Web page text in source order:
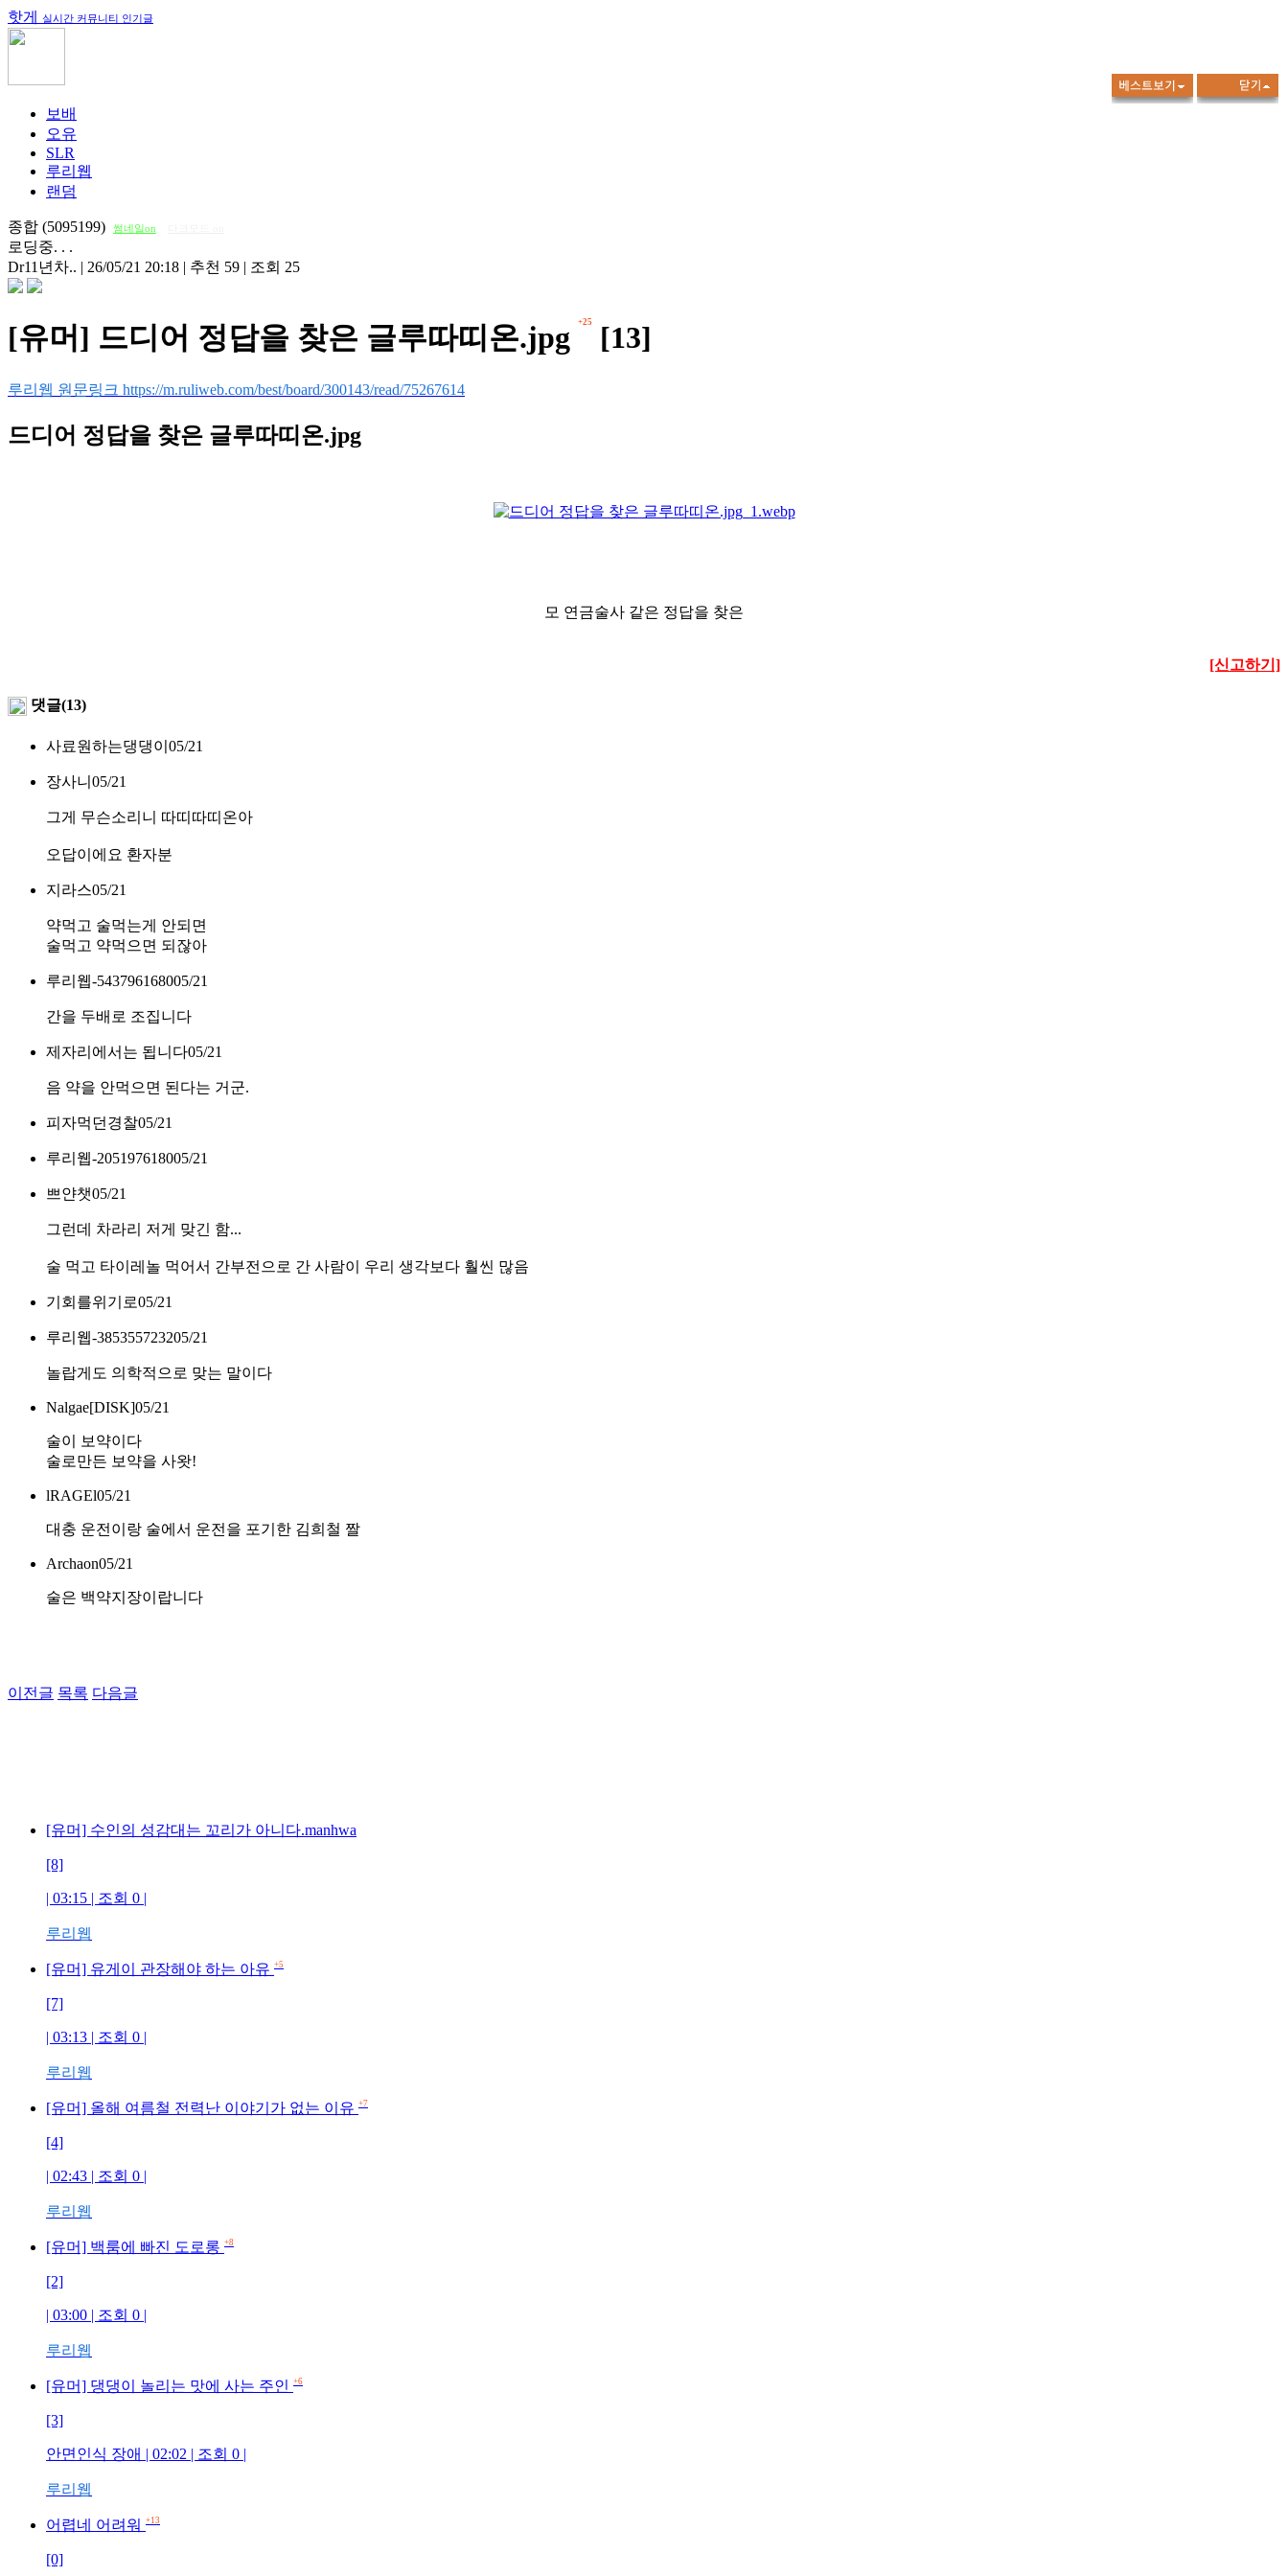
핫게 실시간 커뮤니티 인기글
보배
오유
SLR
루리웹
랜덤
종합 (5095199) 썸네일on
로딩중. . .
Dr11년차.. | 26/05/21 20:18 | 추천 59 | 조회 25
[유머] 드디어 정답을 찾은 글루따띠온.jpg +25 [13]
루리웹 원문링크 https://m.ruliweb.com/best/board/300143/read/75267614
드디어 정답을 찾은 글루따띠온.jpg
모 연금술사 같은 정답을 찾은
[신고하기]
댓글(13)
사료원하는댕댕이 05/21
장사니 05/21
그게 무슨소리니 따띠따띠온아
오답이에요 환자분
지라스05/21
약먹고 술먹는게 안되면
술먹고 약먹으면 되잖아
루리웹-543796168005/21
간을 두배로 조집니다
제자리에서는 됩니다05/21
음 약을 안먹으면 된다는 거군.
피자먹던경찰05/21
루리웹-205197618005/21
쁘얀챗05/21
그런데 차라리 저게 맞긴 함...
술 먹고 타이레놀 먹어서 간부전으로 간 사람이 우리 생각보다 훨씬 많음
기회를위기로05/21
루리웹-385355723205/21
놀랍게도 의학적으로 맞는 말이다
Nalgae[DISK]05/21
술이 보약이다
술로만든 보약을 사왓!
lRAGEl05/21
대충 운전이랑 술에서 운전을 포기한 김희철 짤
Archaon05/21
술은 백약지장이랍니다
이전글 목록 다음글
[유머] 수인의 성감대는 꼬리가 아니다.manhwa
[8]
| 03:15 | 조회 0 |
루리웹
[유머] 유게이 관장해야 하는 아유 +5
[7]
| 03:13 | 조회 0 |
루리웹
[유머] 올해 여름철 전력난 이야기가 없는 이유 +7
[4]
| 02:43 | 조회 0 |
루리웹
[유머] 백룸에 빠진 도로롱 +8
[2]
| 03:00 | 조회 0 |
루리웹
[유머] 댕댕이 놀리는 맛에 사는 주인 +6
[3]
안면인식 장애 | 02:02 | 조회 0 |
루리웹
어렵네 어려워 +13
[0]